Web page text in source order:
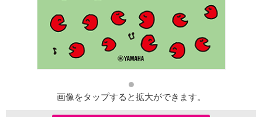
画像をタップすると拡大ができます。